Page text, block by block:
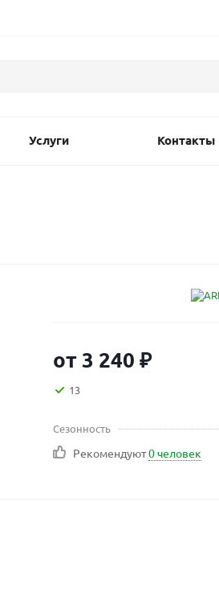
Услуги Контакты
от3 240 ₽
13
Сезонность
Рекомендуют0 человек